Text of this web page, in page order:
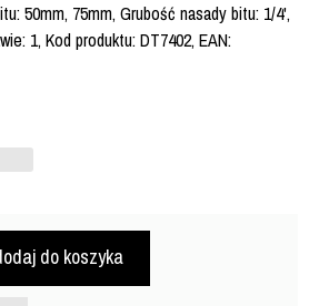
50mm, 75mm, Grubość nasady bitu: 1/4',
1, Kod produktu: DT7402, EAN:
do koszyka